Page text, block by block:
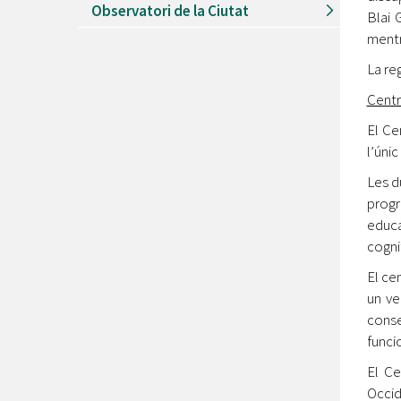
Observatori de la Ciutat
Blai
La
El
Les
El
un
El